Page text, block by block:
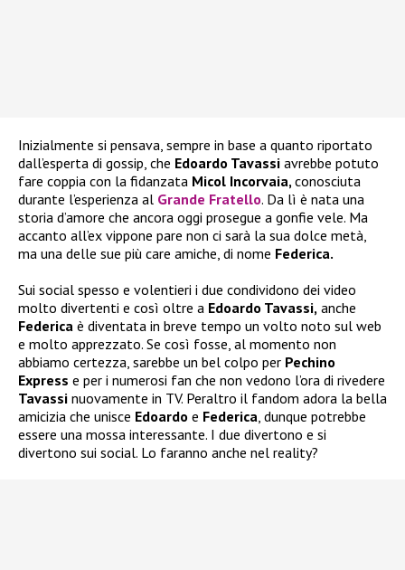
Inizialmente si pensava, sempre in base a quanto riportato
dall’esperta di gossip, che Edoardo Tavassi avrebbe potuto
fare coppia con la fidanzata Micol Incorvaia, conosciuta
durante l’esperienza al Grande Fratello. Da lì è nata una
storia d’amore che ancora oggi prosegue a gonfie vele. Ma
accanto all’ex vippone pare non ci sarà la sua dolce metà,
ma una delle sue più care amiche, di nome Federica.
Sui social spesso e volentieri i due condividono dei video
molto divertenti e così oltre a Edoardo Tavassi, anche
Federica è diventata in breve tempo un volto noto sul web
e molto apprezzato. Se così fosse, al momento non
abbiamo certezza, sarebbe un bel colpo per Pechino
Express e per i numerosi fan che non vedono l’ora di rivedere
Tavassi nuovamente in TV. Peraltro il fandom adora la bella
amicizia che unisce Edoardo e Federica , dunque potrebbe
essere una mossa interessante. I due divertono e si
divertono sui social. Lo faranno anche nel reality?